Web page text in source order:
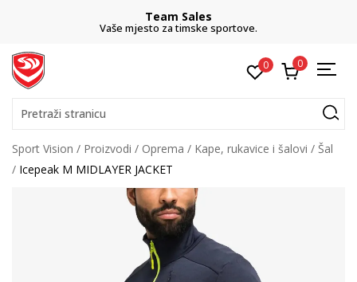
Team Sales
Vaše mjesto za timske sportove.
0 0
Pretraži stranicu
Sport Vision Proizvodi Oprema Kape, rukavice i šalovi
Šal
Icepeak M MIDLAYER JACKET